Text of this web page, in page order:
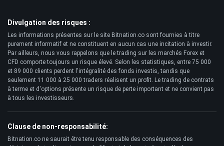
Divulgation des risques :
Les informations présentes sur le site Bitnation.co sont fournies à titre
purement informatif et ne constituent en aucun cas une incitation à investir.
Par ailleurs, nous vous rappelons que le trading sur les marchés Forex et
CFD comporte toujours un risque élevé. Selon les statistiques, entre 75 000
et 89 000 clients perdent l'intégralité des fonds investis, tandis que
seulement 11 000 à 25 000 traders réalisent un profit. Le trading de contrats
à terme et d'options présente un risque de perte important et ne convient pas
à tous les investisseurs.
Clause de non-responsabilité:
Bitnation.co ne saurait être tenu responsable des conséquences des